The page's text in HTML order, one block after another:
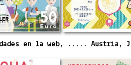
en la web, ..... Austria,